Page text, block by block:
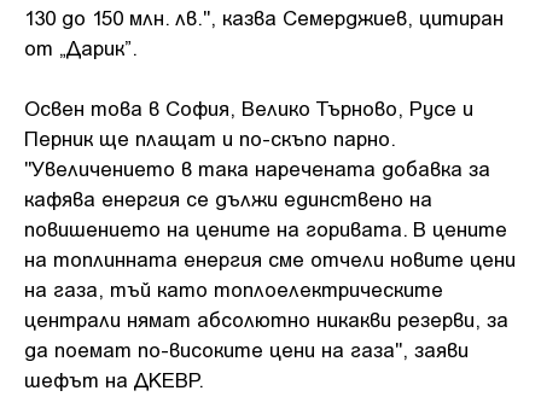
130 до 150 млн. лв.", казва Семерджиев, цитиран
от „Дарик”.
Освен това в София, Велико Търново, Русе и
Перник ще плащат и по-скъпо парно.
"Увеличението в така наречената добавка за
кафява енергия се дължи единствено на
повишението на цените на горивата. В цените
на топлинната енергия сме отчели новите цени
на газа, тъй като топлоелектрическите
централи нямат абсолютно никакви резерви, за
да поемат по-високите цени на газа", заяви
шефът на ДКЕВР.